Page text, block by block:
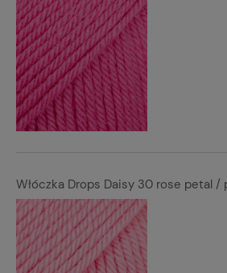
Włóczka Drops Daisy 30 rose petal /